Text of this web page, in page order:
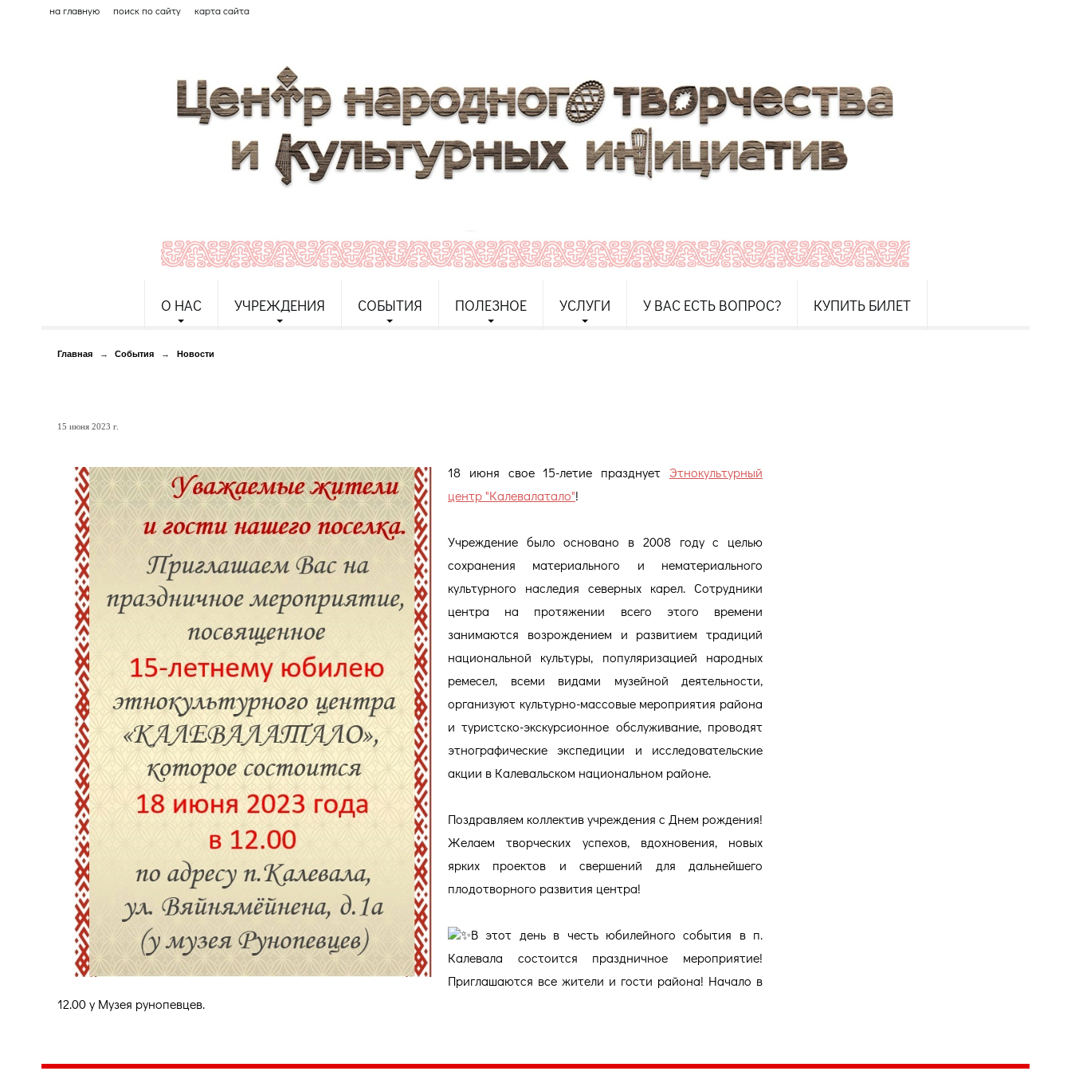
на главную поиск по сайту карта сайта
О НАС УЧРЕЖДЕНИЯ СОБЫТИЯ ПОЛЕЗНОЕ УСЛУГИ У ВАС ЕСТЬ ВОПРОС? КУПИТЬ БИЛЕТ
Главная → События → Новости
15 июня 2023 г.
18 июня свое 15-летие празднует Этнокультурный
центр "Калевалатало"!
Учреждение было основано в 2008 году с целью
сохранения материального и нематериального
культурного наследия северных карел. Сотрудники
центра на протяжении всего этого времени
занимаются возрождением и развитием традиций
национальной культуры, популяризацией народных
ремесел, всеми видами музейной деятельности,
организуют культурно-массовые мероприятия района
и туристско-экскурсионное обслуживание, проводят
этнографические экспедиции и исследовательские
акции в Калевальском национальном районе.
Поздравляем коллектив учреждения с Днем рождения!
Желаем творческих успехов, вдохновения, новых
ярких проектов и свершений для дальнейшего
плодотворного развития центра!
В этот день в честь юбилейного события в п.
Калевала состоится праздничное мероприятие!
Приглашаются все жители и гости района! Начало в
12.00 у Музея рунопевцев.